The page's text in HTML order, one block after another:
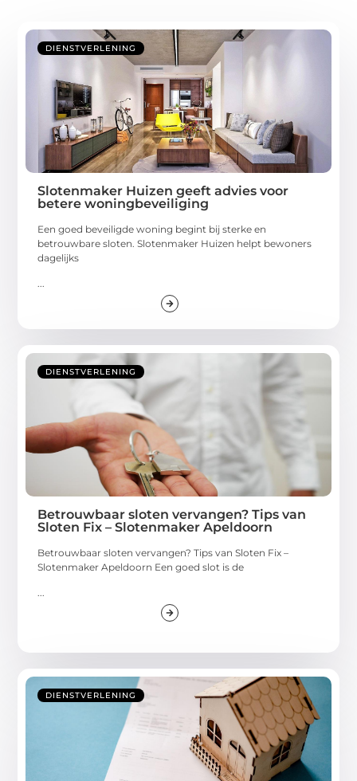
DIENSTVERLENING
Slotenmaker Huizen geeft advies voor
betere woningbeveiliging
Een goed beveiligde woning begint bij sterke en
betrouwbare sloten. Slotenmaker Huizen helpt bewoners
dagelijks
...
DIENSTVERLENING
Betrouwbaar sloten vervangen? Tips van
Sloten Fix – Slotenmaker Apeldoorn
Betrouwbaar sloten vervangen? Tips van Sloten Fix –
Slotenmaker Apeldoorn Een goed slot is de
...
DIENSTVERLENING